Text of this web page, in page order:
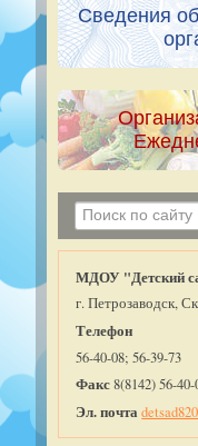
Сведения
МДОУ "Детский
г. Петрозаводск,
Телефон
56-40-08; 56-39-73
Факс8(8142) 56-40-
Эл. почта